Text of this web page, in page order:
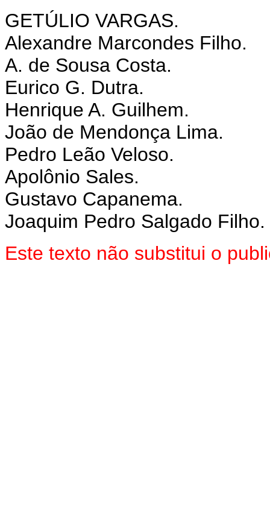
GETÚLIO VARGAS.
Alexandre Marcondes Filho.
A. de Sousa Costa.
Eurico G. Dutra.
Henrique A. Guilhem.
João de Mendonça Lima.
Pedro Leão Veloso.
Apolônio Sales.
Gustavo Capanema.
Joaquim Pedro Salgado Filho.
Este texto não substitui o